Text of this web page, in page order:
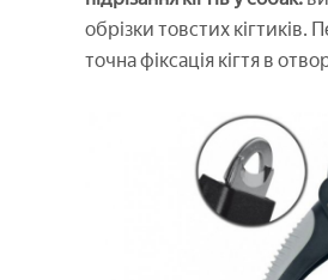
обрізки товстих кігтиків.
точна фіксація кігтя в